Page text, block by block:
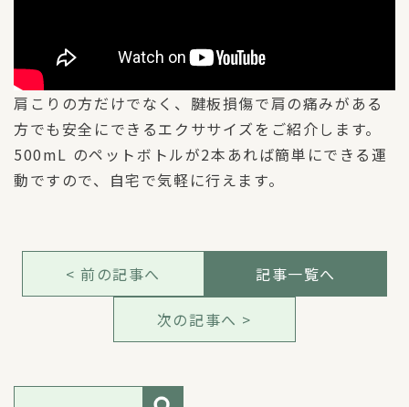
肩こりの方だけでなく、腱板損傷で肩の痛みがある
方でも安全にできるエクササイズをご紹介します。
500mL のペットボトルが2本あれば簡単にできる運
動ですので、自宅で気軽に行えます。
< 前の記事へ 記事一覧へ
次の記事へ >